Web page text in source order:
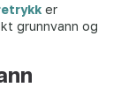
er
grunnvann og